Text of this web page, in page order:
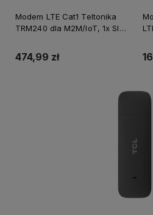
Modem LTE Cat1 Teltonika
TRM240 dla M2M/IoT, 1x SIM,
474,99 zł